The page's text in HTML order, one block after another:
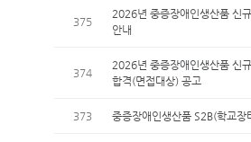
375
2026년 중증장애인생산품 신
안내
374
2026년 중증장애인생산품 신
합격(면접대상) 공고
373 중증장애인생산품 S2B(학교